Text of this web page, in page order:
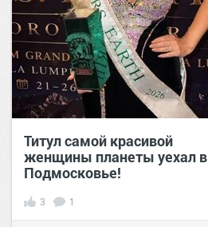
Титул самой красивой
женщины планеты уехал в
Подмосковье!
3 1